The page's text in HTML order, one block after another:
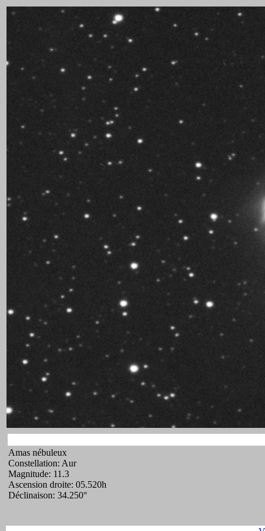
Amas nébuleux
Constellation: Aur
Magnitude: 11.3
Ascension droite: 05.520h
Déclinaison: 34.250°